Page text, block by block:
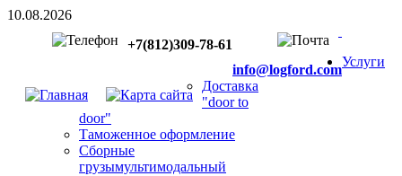
10.08.2026
+7(812)309-78-61
info​@​logford.com
Услуги
Доставка
"door to
door"
Таможенное оформление
Сборные
грузымультимодальный